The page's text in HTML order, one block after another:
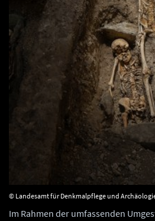
© Landesamt für Denkmalpflege und
Im Rahmen der umfassenden